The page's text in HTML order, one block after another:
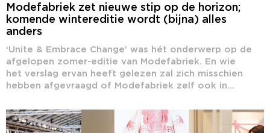
Modefabriek zet nieuwe stip op de horizon;
komende wintereditie wordt (bijna) alles
anders
‘Unite & Embrace Change’ was hét onderwerp op de
afgelopen zomer-editie van Modefabriek. En wie
het verslag ervan heeft gelezen zal zich misschien
hebben afgevraagd of Modefabriek zelf ook in...